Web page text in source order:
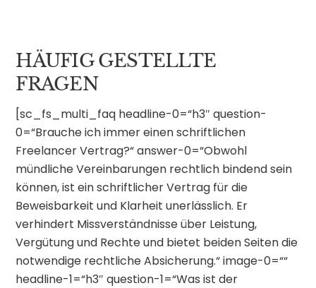
HÄUFIG GESTELLTE
FRAGEN
[sc_fs_multi_faq headline-0=“h3″ question-
0=“Brauche ich immer einen schriftlichen
Freelancer Vertrag?“ answer-0=“Obwohl
mündliche Vereinbarungen rechtlich bindend sein
können, ist ein schriftlicher Vertrag für die
Beweisbarkeit und Klarheit unerlässlich. Er
verhindert Missverständnisse über Leistung,
Vergütung und Rechte und bietet beiden Seiten die
notwendige rechtliche Absicherung.“ image-0=““
headline-1=“h3″ question-1=“Was ist der